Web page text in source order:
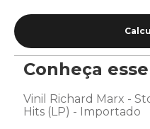
Conheça
Vinil Richard Marx -
Hits (LP) - Importado